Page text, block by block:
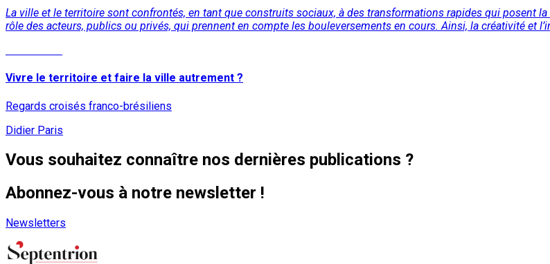
La ville et le territoire sont confrontés, en tant que construits sociaux, à des transformations rapides qui posent
rôle des acteurs, publics ou privés, qui prennent en compte les bouleversements en cours. Ainsi, la créativité et
Vivre le territoire et faire la ville autrement ?
Regards croisés franco-brésiliens
Didier Paris
Vous souhaitez connaître nos dernières publications ?
Abonnez-vous à notre newsletter !
Newsletters